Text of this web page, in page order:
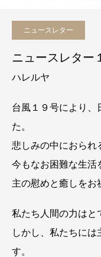
ニュースレター
ニュースレター
ハレルヤ
台風１９号により、
た。
悲しみの中におられ
今もなお困難な生活
主の慰めと癒しをお
私たち人間の力はと
しかし、私たちには
す。